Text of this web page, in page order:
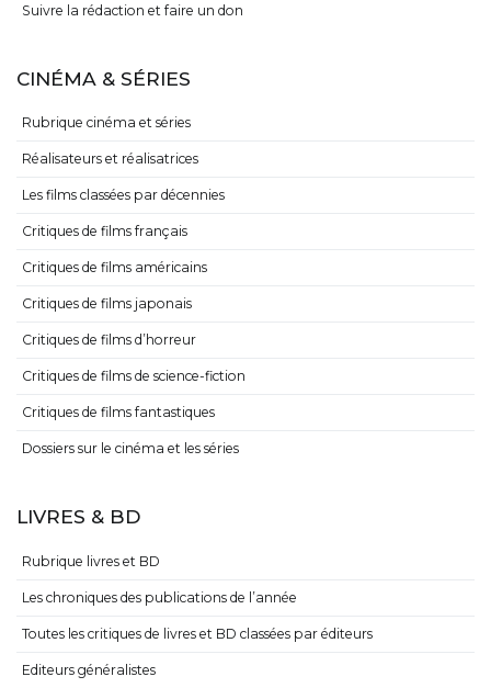
Suivre la rédaction et faire un don
CINÉMA & SÉRIES
Rubrique cinéma et séries
Réalisateurs et réalisatrices
Les films classées par décennies
Critiques de films français
Critiques de films américains
Critiques de films japonais
Critiques de films d’horreur
Critiques de films de science-fiction
Critiques de films fantastiques
Dossiers sur le cinéma et les séries
LIVRES & BD
Rubrique livres et BD
Les chroniques des publications de l’année
Toutes les critiques de livres et BD classées par éditeurs
Editeurs généralistes